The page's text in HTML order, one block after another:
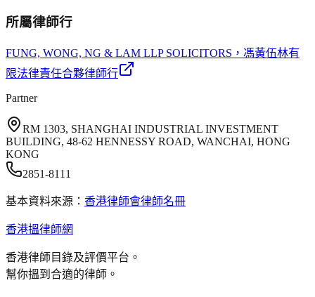
所屬律師行
FUNG, WONG, NG & LAM LLP SOLICITORS ，馮黃伍林有
限法律責任合夥律師行
Partner
RM 1303, SHANGHAI INDUSTRIAL INVESTMENT
BUILDING, 48-62 HENNESSY ROAD, WANCHAI, HONG
KONG
2851-8111
基本資料來源： 香港律師會律師名冊
香港搵律師網
香港律師目錄及評價平台。
幫你搵到合適的律師。